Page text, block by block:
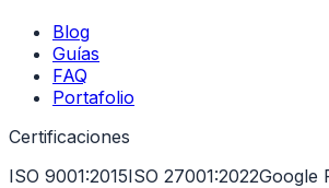
Blog
Guías
FAQ
Portafolio
Certificaciones
ISO 9001:2015ISO 27001:2022Google